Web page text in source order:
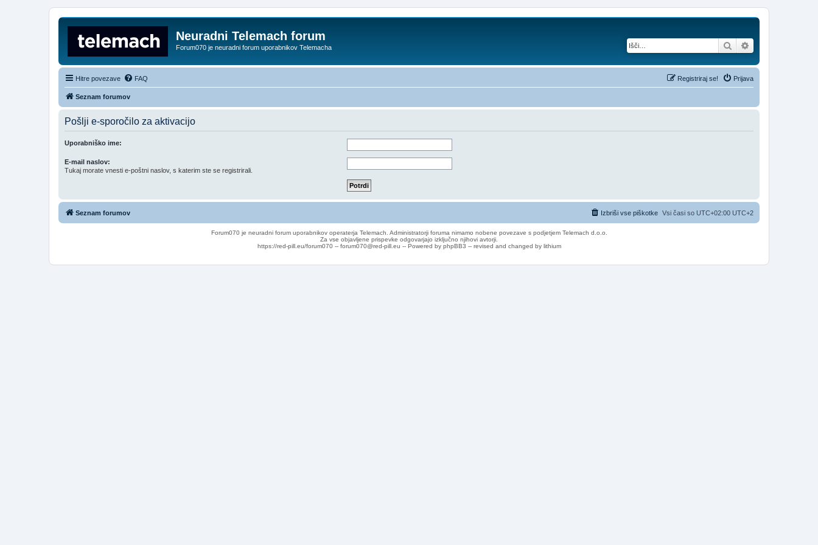
Neuradni Telemach forum
Forum070 je neuradni forum uporabnikov Telemacha Iskanje
Hitre povezave FAQ Prijava
Registriraj se!
Seznam forumov
Pošlji e-sporočilo za aktivacijo
Uporabniško ime:
E-mail naslov:
Tukaj morate vnesti e-poštni naslov, s katerim ste se registrirali.
Seznam forumov Vsi časi so UTC+02:00 UTC+2
Izbriši vse piškotke
Forum070 je neuradni forum uporabnikov operaterja Telemach. Administratorji foruma nimamo nobene povezave s podjetjem Telemach d.o.o.
Za vse objavljene prispevke odgovarjajo izključno njihovi avtorji.
https://red-pill.eu/forum070 -- forum070@red-pill.eu -- Powered by phpBB3 -- revised and changed by lithium